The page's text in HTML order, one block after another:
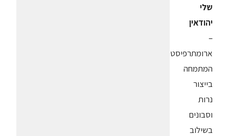
שלי
יהודאין
–
ארומתרפיסטית
המתמחה
בייצור
נרות
וסבונים
בשילוב